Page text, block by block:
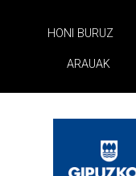
HONI BURUZ
ARAUAK